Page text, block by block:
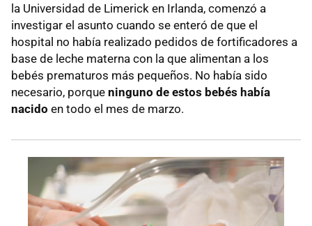
la Universidad de Limerick en Irlanda, comenzó a
investigar el asunto cuando se enteró de que el
hospital no había realizado pedidos de fortificadores a
base de leche materna con la que alimentan a los
bebés prematuros más pequeños. No había sido
necesario, porque ninguno de estos bebés había
nacido en todo el mes de marzo.